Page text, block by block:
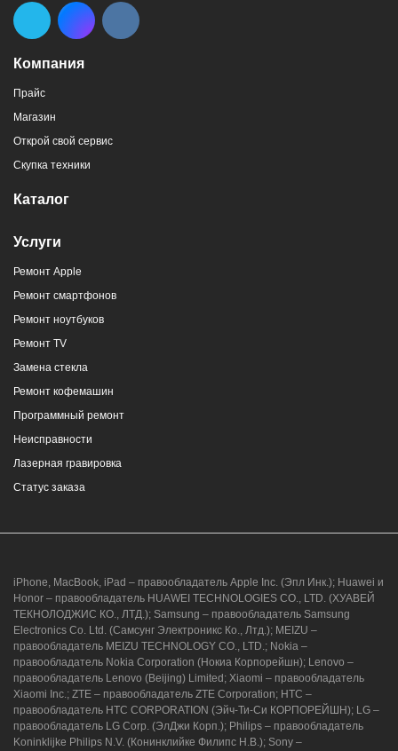
8 (964) 914-44-74
г. Новороссийск, ул. Героев Десантников,
2/4
8 (964) 914-44-74
г. Новороссийск, ул. Героев Десантников,
г. Новороссийск, ул. Героев Десантников,
2/3
8 (964) 914-44-74(с 9:00 до 20:00)
Компания
Прайс
Магазин
Открой свой сервис
Скупка техники
Каталог
Услуги
Ремонт Apple
Ремонт смартфонов
Ремонт ноутбуков
Ремонт TV
Замена стекла
Ремонт кофемашин
Программный ремонт
Неисправности
Лазерная гравировка
Статус заказа
iPhone, MacBook, iPad – правообладатель Apple Inc. (Эпл Инк.); Huawei и
Honor – правообладатель HUAWEI TECHNOLOGIES CO., LTD. (ХУАВЕЙ
ТЕКНОЛОДЖИС КО., ЛТД.); Samsung – правообладатель Samsung
Electronics Co. Ltd. (Самсунг Электроникс Ко., Лтд.); MEIZU –
правообладатель MEIZU TECHNOLOGY CO., LTD.; Nokia –
правообладатель Nokia Corporation (Нокиа Корпорейшн); Lenovo –
правообладатель Lenovo (Beijing) Limited; Xiaomi – правообладатель
Xiaomi Inc.; ZTE – правообладатель ZTE Corporation; HTC –
правообладатель HTC CORPORATION (Эйч-Ти-Си КОРПОРЕЙШН); LG –
правообладатель LG Corp. (ЭлДжи Корп.); Philips – правообладатель
Koninklijke Philips N.V. (Конинклийке Филипс Н.В.); Sony –